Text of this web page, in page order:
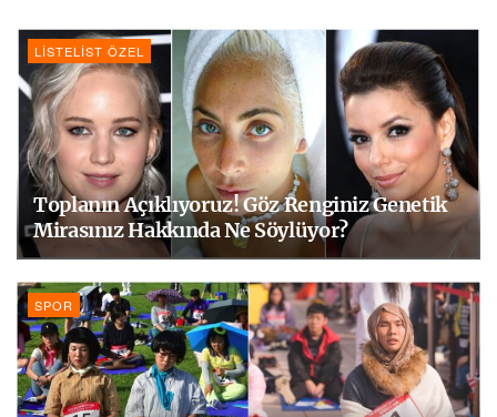
LISTELIST ÖZEL
Toplanın Açıklıyoruz! Göz Renginiz Genetik
Mirasınız Hakkında Ne Söylüyor?
SPOR